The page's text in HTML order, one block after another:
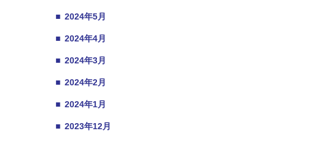
■ 2024年5月
■ 2024年4月
■ 2024年3月
■ 2024年2月
■ 2024年1月
■ 2023年12月